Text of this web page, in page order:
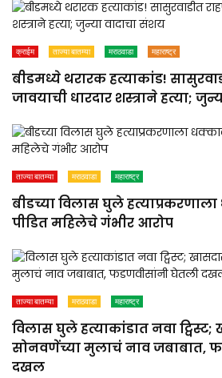
क्राईम ताज्या बातम्या मराठवाडा महाराष्ट्र
बीडमध्ये थरारक हत्याकांड!
जावयाची धारदार शस्त्राने हत्या;
ताज्या बातम्या मराठवाडा महाराष्ट्र
बीडच्या विलास घुले
पीडित महिलेचे गंभीर आरोप
ताज्या बातम्या मराठवाडा महाराष्ट्र
विलास घुले हत्याकांडात नवा
सोनवणेंच्या मुलाचं नाव जबाबात,
दखल